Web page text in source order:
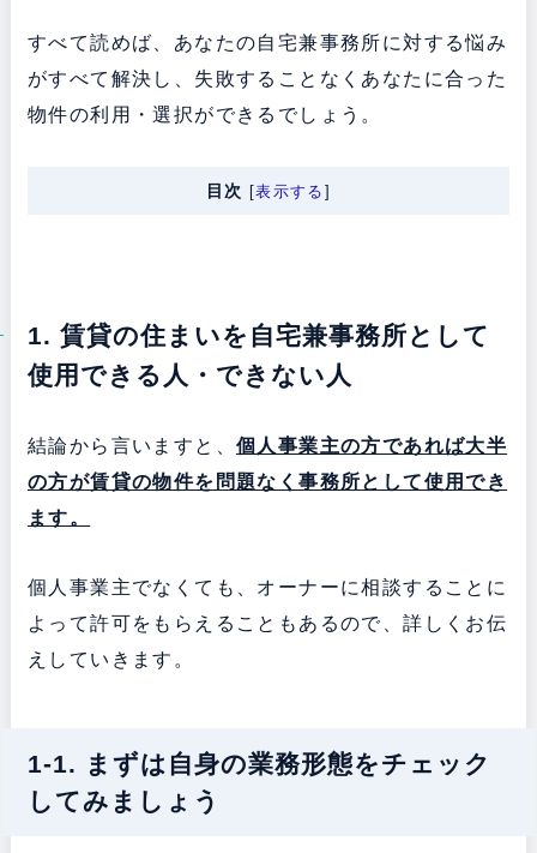
すべて読めば、あなたの自宅兼事務所に対する悩み
がすべて解決し、失敗することなくあなたに合った
物件の利用・選択ができるでしょう。
目次 [表示する
1. 賃貸の住まいを自宅兼事務所として
使用できる人・できない人
結論から言いますと、 個人事業主の方であれば大半
の方が賃貸の物件を問題なく事務所として使用でき
ます。
個人事業主でなくても、オーナーに相談することに
よって許可をもらえることもあるので、詳しくお伝
えしていきます。
1-1. まずは自身の業務形態をチェック
してみましょう